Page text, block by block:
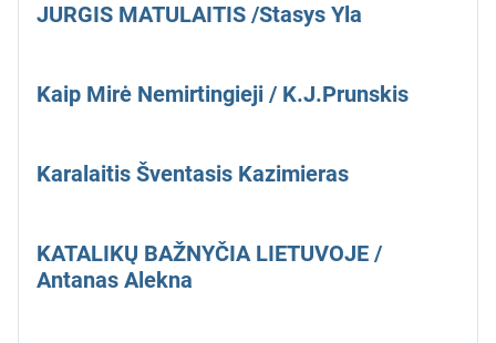
JURGIS MATULAITIS /Stasys Yla
Kaip Mirė Nemirtingieji / K.J.Prunskis
Karalaitis Šventasis Kazimieras
KATALIKŲ BAŽNYČIA LIETUVOJE /
Antanas Alekna